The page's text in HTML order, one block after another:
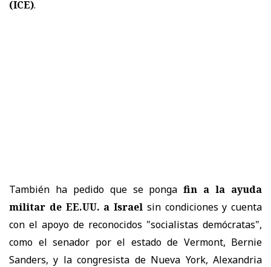
(ICE).
También ha pedido que se pongafin a la ayuda
militar de EE.UU. a Israel sin condiciones y cuenta
con el apoyo de reconocidos "socialistas demócratas",
como el senador por el estado de Vermont, Bernie
Sanders, y la congresista de Nueva York, Alexandria